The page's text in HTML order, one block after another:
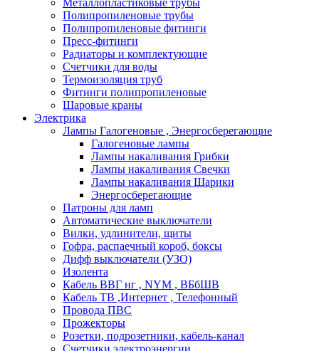
Металлопластиковые трубы
Полипропиленовые трубы
Полипропиленовые фитинги
Пресс-фитинги
Радиаторы и комплектующие
Счетчики для воды
Термоизоляция труб
Фитинги полипропиленовые
Шаровые краны
Электрика
Лампы Галогеновые , Энергосберегающие
Галогеновые лампы
Лампы накаливания Грибки
Лампы накаливания Свечки
Лампы накаливания Шарики
Энергосберегающие
Патроны для ламп
Автоматические выключатели
Вилки, удлинители, щиты
Гофра, распаечный короб, боксы
Дифф выключатели (УЗО)
Изолента
Кабель ВВГ нг , NYM , ВБбШВ
Кабель ТВ ,Интернет , Телефонный
Провода ПВС
Прожекторы
Розетки, подрозетники, кабель-канал
Счетчики электроэнергии